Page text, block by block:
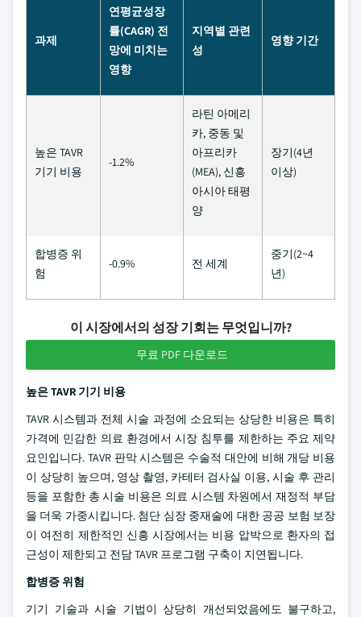
과제
연평균성장
률(CAGR) 전
망에 미치는
영향
지역별 관련
성
영향 기간
높은 TAVR
기기 비용
-1.2%
라틴 아메리
카, 중동 및
아프리카
(MEA), 신흥
아시아 태평
양
장기(4년
이상)
합병증 위
험
-0.9% 전 세계
중기(2~4
년)
이 시장에서의 성장 기회는 무엇입니까?
무료 PDF 다운로드
높은 TAVR 기기 비용
TAVR 시스템과 전체 시술 과정에 소요되는 상당한 비용은 특히
가격에 민감한 의료 환경에서 시장 침투를 제한하는 주요 제약
요인입니다. TAVR 판막 시스템은 수술적 대안에 비해 개당 비용
이 상당히 높으며, 영상 촬영, 카테터 검사실 이용, 시술 후 관리
등을 포함한 총 시술 비용은 의료 시스템 차원에서 재정적 부담
을 더욱 가중시킵니다. 첨단 심장 중재술에 대한 공공 보험 보장
이 여전히 제한적인 신흥 시장에서는 비용 압박으로 환자의 접
근성이 제한되고 전담 TAVR 프로그램 구축이 지연됩니다.
합병증 위험
기기 기술과 시술 기법이 상당히 개선되었음에도 불구하고,